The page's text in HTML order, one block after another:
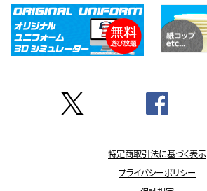
特定商取引法に基づく表示
プライバシーポリシー